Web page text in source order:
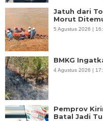
Jatuh dari
Morut
5 Agustus 2026 |
BMKG
4 Agustus 2026 |
Pemprov
Batal Jadi